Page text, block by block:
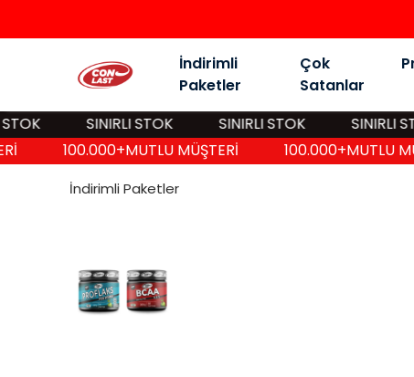
İndirimli
Paketler
Çok
Satanlar
SINIRLI STOK SINIRLI STOK SINIRLI STOK
100.000+MUTLU MÜŞTERİ 100.000+MUTLU
İndirimli Paketler